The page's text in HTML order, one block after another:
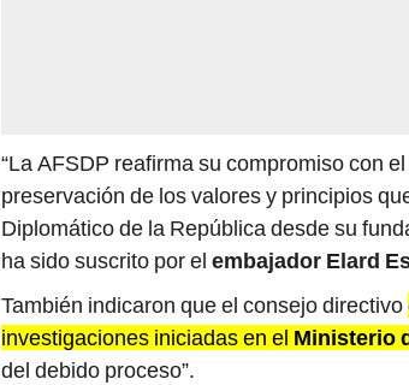
“La AFSDP reafirma su compromiso con
preservación de los valores y principios
Diplomático de la República desde su
ha sido suscrito por el embajador Elard
También indicaron que el consejo directivo
investigaciones iniciadas en el Ministerio
del debido proceso”.